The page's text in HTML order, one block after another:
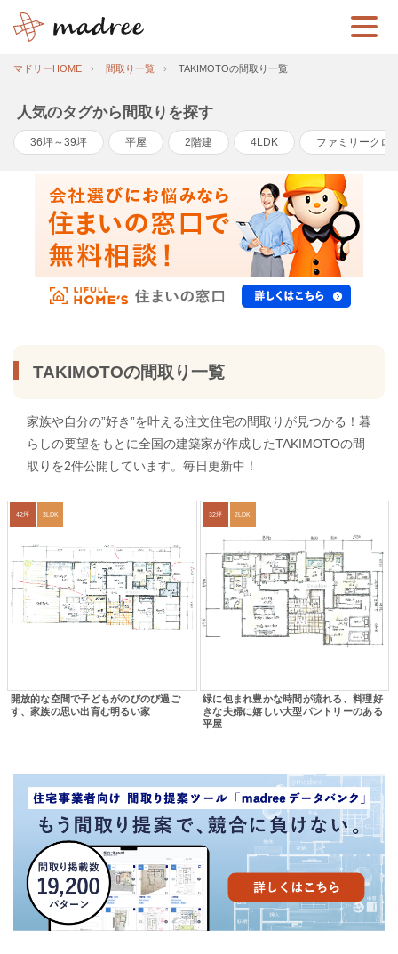
マドリーHOME 間取り一覧 TAKIMOTOの間取り一覧
人気のタグから間取りを探す
36坪～39坪 平屋 2階建 4LDK ファミリークロ
TAKIMOTOの間取り一覧
家族や自分の”好き”を叶える注文住宅の間取りが見つかる！暮
らしの要望をもとに全国の建築家が作成したTAKIMOTOの間
取りを2件公開しています。毎日更新中！
42坪 3LDK
開放的な空間で子どもがのびのび過ご
す、家族の思い出育む明るい家
32坪 2LDK
緑に包まれ豊かな時間が流れる、料理好
きな夫婦に嬉しい大型パントリーのある
平屋